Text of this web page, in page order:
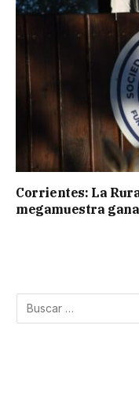
Corrientes: La
megamuestra